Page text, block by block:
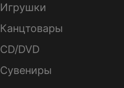
Игрушки
Канцтовары
CD/DVD
Сувениры